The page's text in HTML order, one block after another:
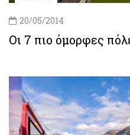
20/05/2014
Οι 7 πιο όμορφες